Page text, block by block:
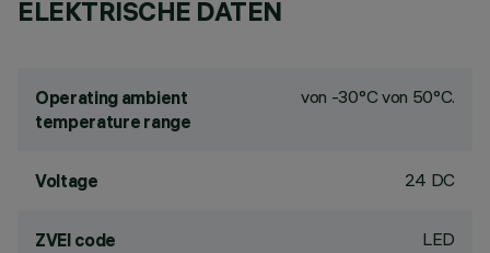
ELEKTRISCHE DATEN
Operating ambient
temperature range
von -30°C von 50°C.
Voltage 24 DC
ZVEI code LED